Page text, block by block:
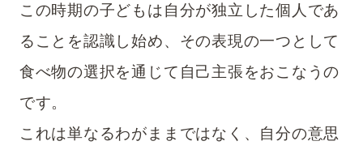
この時期の子どもは自分が独立した個人であ
ることを認識し始め、その表現の一つとして
食べ物の選択を通じて自己主張をおこなうの
です。
これは単なるわがままではなく、自分の意思